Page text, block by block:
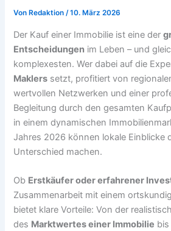
Von Redaktion/10. März 2026
Der Kauf einer Immobilie ist eine der
Entscheidungen im Leben – und
komplexesten. Wer dabei auf die
Maklers setzt, profitiert von
wertvollen Netzwerken und einer
Begleitung durch den gesamten
in einem dynamischen
Jahres 2026 können lokale Einblicke
Unterschied machen.
Ob Erstkäufer oder erfahrener
Zusammenarbeit mit einem
bietet klare Vorteile: Von der
des Marktwertes einer Immobilie